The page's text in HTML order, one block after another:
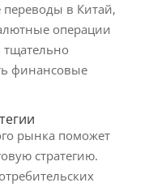
переводы в Китай,
операции
финансовые
рынка поможет
стратегию.